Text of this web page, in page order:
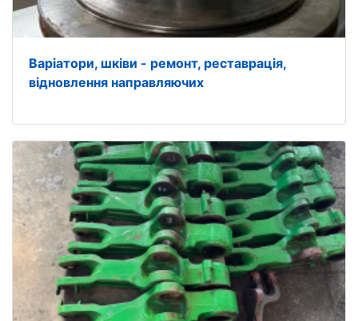
Варіатори, шківи - ремонт, реставрація,
відновлення направляючих